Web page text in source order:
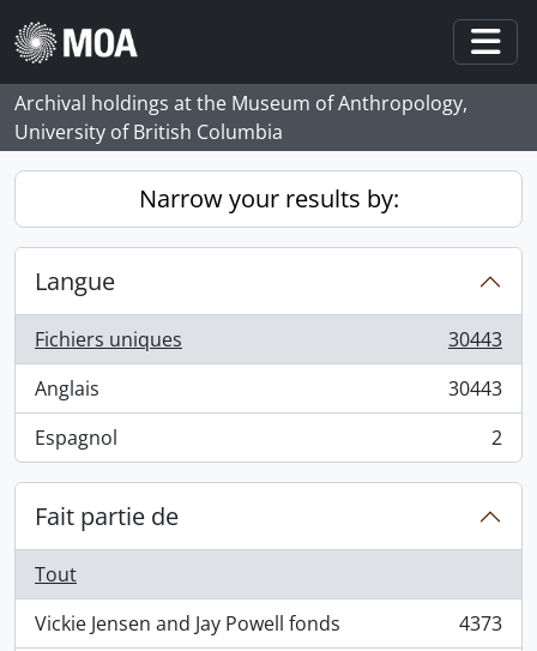
Skip to main content
Archival holdings at the Museum of Anthropology,
University of British Columbia
Narrow your results by:
Langue
Fichiers uniques
, 30443 résultats
30443
Anglais
, 30443 résultats
30443
Espagnol
, 2 résultats 2
Fait partie de
Tout
Vickie Jensen and Jay Powell fonds
, 4373 résultats
4373